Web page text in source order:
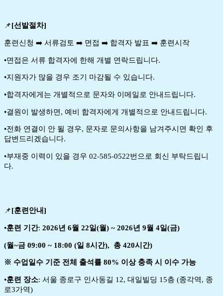
📌[선발절차]
훈련신청 ➡️ 서류검토 ➡️ 면접 ➡️ 합격자 발표 ➡️ 훈련시작
•면접은 서류 합격자에 한해 개별 연락드립니다.
•지원자가 많을 경우 조기 마감될 수 있습니다.
•합격자에게는 개별적으로 문자와 이메일로 안내드립니다.
•결원이 발생하면, 예비 합격자에게 개별적으로 안내드립니다.
•전화 연결이 안 될 경우, 문자로 문의사항을 남겨주시면 확인 후
답변드리겠습니다.
•부재중 이력이 있을 경우 02-585-0522번으로 회신 부탁드립니
다.
📌[훈련안내]
•훈련 기간: 2026년 6월 22일(월) ~ 2026년 9월 4일(금)
(월~금 09:00 ~ 18:00 (일 8시간), 총 420시간)
※ 수업일수 기준 전체 출석률 80% 이상 충족 시 이수 가능
•훈련 장소: 서울 종로구 인사동길 12, 대일빌딩 15층 (종각역, 종
로3가역)